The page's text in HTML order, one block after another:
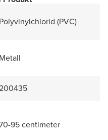
Polyvinylchlorid (PVC)
Metall
95 centimeter